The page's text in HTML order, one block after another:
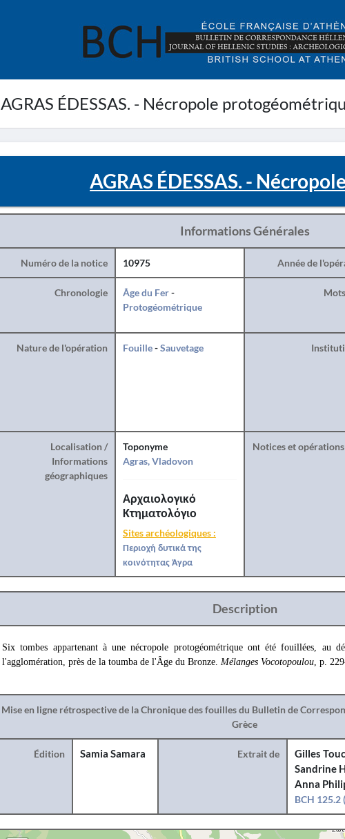
AGRAS ÉDESSAS. - Nécropole
AGRAS ÉDESSAS. -
Informations Générales
Numéro de la notice 10975 Année de
Chronologie Âge du Fer-
Protogéométrique
Nature de l'opération Fouille-Sauvetage
Localisation /
Informations
géographiques
Toponyme
Agras, Vladovon
Αρχαιολογικό
Κτηματολόγιο
Sites archéologiques :
Περιοχή δυτικά της
κοινότητας Άγρα
Notices et
Description
Six tombes appartenant à une nécropole protogéométrique ont été fouillées, au
l'agglomération, près de la toumba de l'Âge du Bronze. Mélanges Vocotopoulou, p.
Mise en ligne rétrospective de la Chronique des fouilles du Bulletin de
Grèce
Édition Samia Samara Extrait de
Gilles
Sandrine
Anna
BCH 125.2